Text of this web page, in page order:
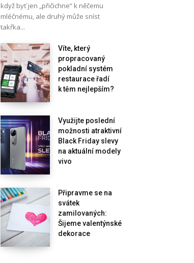
když byť jen „přičichne“ k něčemu
mléčnému, ale druhý může sníst
takřka...
Víte, který
propracovaný
pokladní systém
restaurace řadí
k těm nejlepším?
Využijte poslední
možnosti atraktivní
Black Friday slevy
na aktuální modely
vivo
Připravme se na
svátek
zamilovaných:
Šijeme valentýnské
dekorace